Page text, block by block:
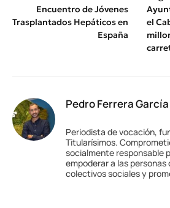
Encuentro de Jóvenes
Trasplantados Hepáticos en
España
el
Pedro Ferrera García
Periodista de vocación,
Titularísimos.
socialmente responsable
empoderar a las
colectivos sociales y